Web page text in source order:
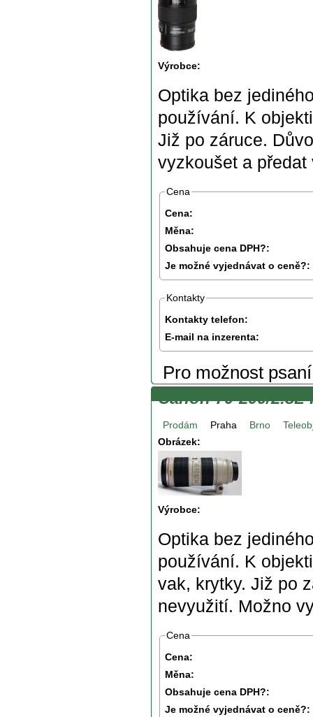
Výrobce:
Optika bez
používání. K
Již po záruce.
vyzkoušet a
Cena
Cena:
Měna:
Obsahuje cena DPH?:
Je možné vyjednávat o ceně?:
Kontakty
Kontakty telefon:
E-mail na inzerenta:
Pro možnost
Canon 70-200/2.8L
Prodám Praha Brno
Obrázek:
Výrobce:
Optika bez
používání. K
vak, krytky. Již po
nevyužití. Možno
Cena
Cena:
Měna:
Obsahuje cena DPH?:
Je možné vyjednávat o ceně?: